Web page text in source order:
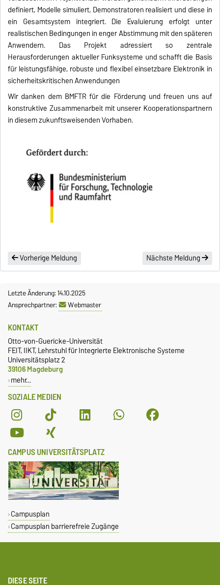
definiert, Modelle simuliert, Demonstratoren realisiert und diese in
ein Gesamtsystem integriert. Die Evaluierung erfolgt unter
realistischen Bedingungen in enger Abstimmung mit den späteren
Anwendern. Das Projekt adressiert so zentrale
Herausforderungen aktueller Funksysteme und schafft die Basis
für leistungsfähige, robuste und flexibel einsetzbare Elektronik in
sicherheitskritischen Anwendungen
Wir danken dem BMFTR für die Förderung und freuen uns auf
konstruktive Zusammenarbeit mit unserer Kooperationspartnern
in diesem zukunftsweisenden Vorhaben.
Vorherige Meldung Nächste Meldung
Letzte Änderung: 14.10.2025
Ansprechpartner:
Webmaster
SOZIALE MEDIEN
KONTAKT
Otto-von-Guericke-Universität
FEIT, IIKT, Lehrstuhl für Integrierte Elektronische Systeme
Universitätsplatz 2
39106 Magdeburg
mehr…
CAMPUS UNIVERSITÄTSPLATZ
Campusplan
Campusplan barrierefreie Zugänge
DIESE SEITE